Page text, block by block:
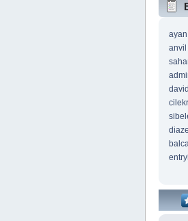
ayan
anvil